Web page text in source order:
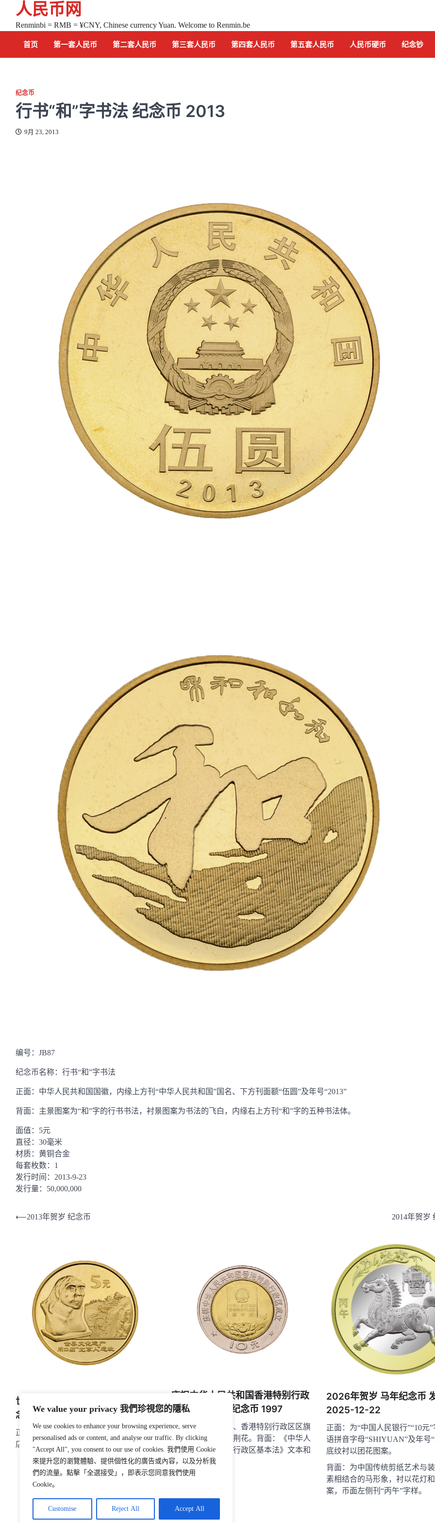
We value your privacy 我們珍視您的隱私
We use cookies to enhance your browsing experience, serve
personalised ads or content, and analyse our traffic. By clicking
"Accept All", you consent to our use of cookies. 我們使用 Cookie
來提升您的瀏覽體驗、提供個性化的廣告或內容，以及分析我
們的流量。點擊「全選接受」，即表示您同意我們使用
Cookie。
Customise Reject All Accept All
content
人民币网
Renminbi = RMB = ¥CNY, Chinese currency Yuan. Welcome to Renmin.be
首页 第一套人民币 第二套人民币 第三套人民币 第四套人民币 第五套人民币 人民币硬币 纪念钞
纪念币
行书“和”字书法 纪念币 2013
9月 23, 2013
编号：JB87
纪念币名称：行书“和”字书法
正面：中华人民共和国国徽，内缘上方刊“中华人民共和国”国名、下方刊面额“伍圆”及年号“2013”
背面：主景图案为“和”字的行书书法，衬景图案为书法的飞白，内缘右上方刊“和”字的五种书法体。
面值：5元
直径：30毫米
材质：黄铜合金
每套枚数：1
发行时间：2013-9-23
发行量：50,000,000
文
⟵2013年贺岁 纪念币 2014年贺岁
世界文化遗产－周口店”北京人” 纪
念币 2004
正面：国徽、国名、年号。背面：周口
店”北京人”复原像和周口店遗址、面额
庆祝中华人民共和国香港特别行政
区成立 基本法 纪念币 1997
正面：国名、年号、香港特别行政区区旗
上的五星花蕊的紫荆花。背面：《中华人
民共和国香港特别行政区基本法》文本和
牡丹花
2026年贺岁 马年纪念币
2025-12-22
正面：为“中国人民银行”“10元
语拼音字母“SHIYUAN”及年号
底纹衬以团花图案。
背面：为中国传统剪纸艺术与
素相结合的马形象，衬以花灯
案，币面左侧刊“丙午”字样。